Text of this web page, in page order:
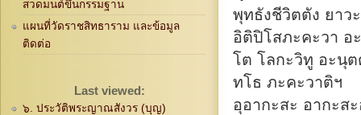
สวดมนต์ขึ้นกรรมฐาน
แผนที่วัดราชสิทธาราม และข้อมูล
ติดต่อ
Last viewed:
๖. ประวัติพระญาณสังวร (บุญ)
พุทธังชีวิตตัง ยาว
อิติปิโสภะคะวา อ
โต โลกะวิทู อะนุ
ทโธ ภะคะวาติฯ
อุอากะสะ อากะส